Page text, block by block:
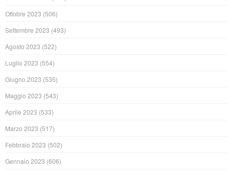
Ottobre 2023 (506)
Settembre 2023 (493)
Agosto 2023 (522)
Luglio 2023 (554)
Giugno 2023 (535)
Maggio 2023 (543)
Aprile 2023 (533)
Marzo 2023 (517)
Febbraio 2023 (502)
Gennaio 2023 (606)